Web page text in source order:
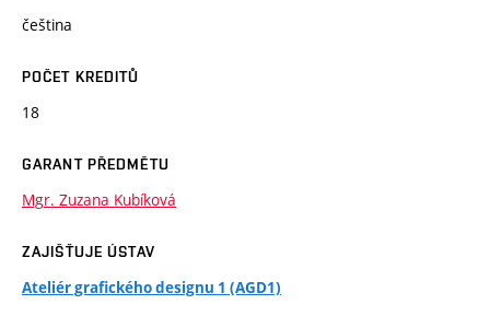
čeština
POČET KREDITŮ
18
GARANT PŘEDMĚTU
Mgr. Zuzana Kubíková
ZAJIŠŤUJE ÚSTAV
Ateliér grafického designu 1 (AGD1)